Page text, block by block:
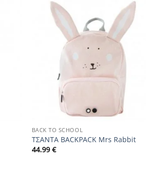
Add to
wishlist
BACK TO SCHOOL
ΤΣΑΝΤΑ BACKPACK Mrs Rabbit
44.99 €